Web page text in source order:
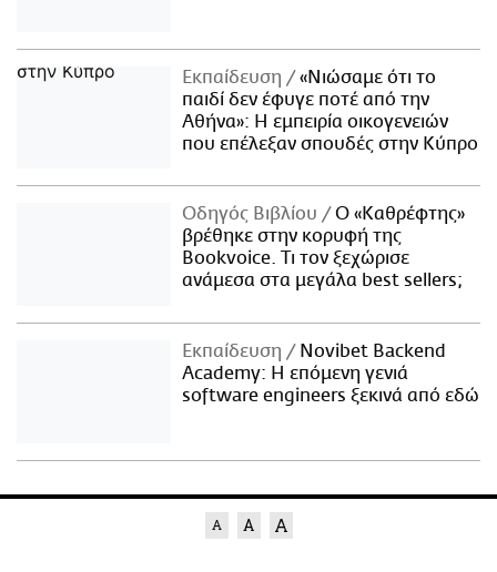
Εκπαίδευση
«Νιώσαμε ότι το
παιδί δεν έφυγε ποτέ από την
Αθήνα»: Η εμπειρία οικογενειών
που επέλεξαν σπουδές στην Κύπρο
Οδηγός Βιβλίου
Ο «Καθρέφτης»
βρέθηκε στην κορυφή της
Bookvoice. Τι τον ξεχώρισε
ανάμεσα στα μεγάλα best sellers;
Εκπαίδευση
Novibet Backend
Academy: Η επόμενη γενιά
software engineers ξεκινά από εδώ